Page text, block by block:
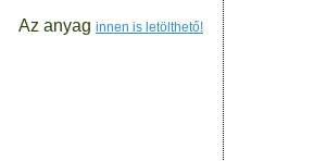
Az anyag innen is letölthető!